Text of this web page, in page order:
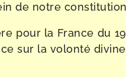
de notre
pour la France du 19
sur la volon­té